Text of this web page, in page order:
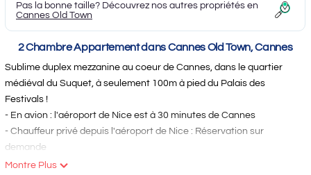
Pas la bonne taille? Découvrez nos autres propriétés en
Cannes Old Town
2 Chambre Appartement dans Cannes Old Town, Cannes
Sublime duplex mezzanine au coeur de Cannes, dans le quartier
médiéval du Suquet, à seulement 100m à pied du Palais des
Festivals !
- En avion : l'aéroport de Nice est à 30 minutes de Cannes
- Chauffeur privé depuis l'aéroport de Nice : Réservation sur
demande
- En voiture : Parking public à 100 m
Montre Plus